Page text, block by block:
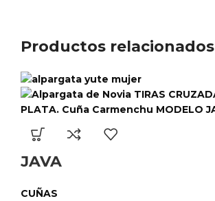
Productos relacionados
JAVA
CUÑAS